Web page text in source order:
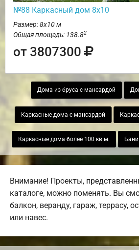
№88 Каркасный дом 8х10
Размер: 8х10 м
Общая площадь: 138.82
от 3807300
Дома из бруса с мансардой
Каркасные дома с мансардой
Каркасные дома более 100 кв.м.
Внимание! Проекты,
каталоге, можно поменять. Вы
балкон, веранду, гараж, террасу,
или навес.